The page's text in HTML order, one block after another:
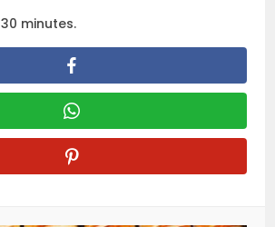
minutes.